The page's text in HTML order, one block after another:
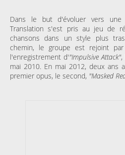
Dans le but d'évoluer vers une
Translation s'est pris au jeu de
chansons dans un style plus
chemin, le groupe est rejoint
l'enregistrement d'"Impulsive Attack",
mai 2010. En mai 2012, deux ans
premier opus, le second, "Masked